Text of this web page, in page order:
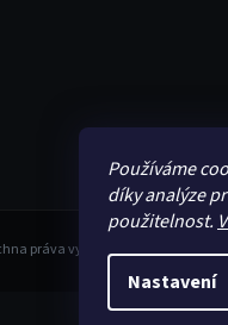
Používáme
díky analýze
použitelnost.
Nastavení
práva vyhrazena.